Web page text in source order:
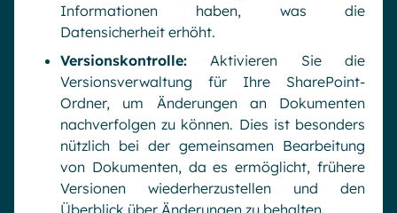
Informationen haben, was die
Datensicherheit erhöht.
Versionskontrolle: Aktivieren Sie die
Versionsverwaltung für Ihre SharePoint-
Ordner, um Änderungen an Dokumenten
nachverfolgen zu können. Dies ist besonders
nützlich bei der gemeinsamen Bearbeitung
von Dokumenten, da es ermöglicht, frühere
Versionen wiederherzustellen und den
Überblick über Änderungen zu behalten.